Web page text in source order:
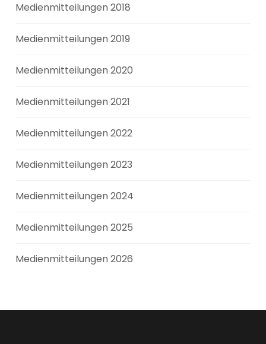
Medienmitteilungen 2018
Medienmitteilungen 2019
Medienmitteilungen 2020
Medienmitteilungen 2021
Medienmitteilungen 2022
Medienmitteilungen 2023
Medienmitteilungen 2024
Medienmitteilungen 2025
Medienmitteilungen 2026